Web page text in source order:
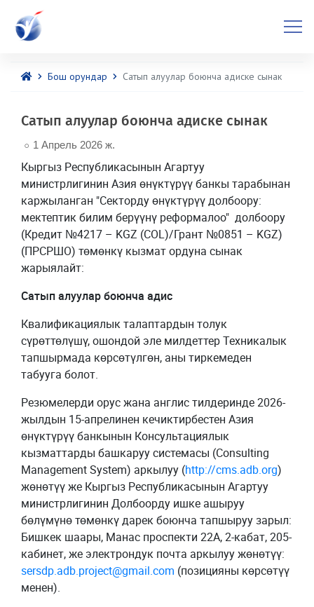
Бош орундар Сатып алуулар боюнча адиске сынак
Сатып алуулар боюнча адиске сынак
1 Апрель 2026 ж.
Кыргыз Республикасынын Агартуу
министрлигинин Азия өнүктүрүү банкы тарабынан
каржыланган "Секторду өнүктүрүү долбоору:
мектептик билим берүүнү реформалоо" долбоору
(Кредит №4217 – KGZ (COL)/Грант №0851 – KGZ)
(ПРСРШО) төмөнкү кызмат ордуна сынак
жарыялайт:
Сатып алуулар боюнча адис
Квалификациялык талаптардын толук
сүрөттөлүшү, ошондой эле милдеттер Техникалык
тапшырмада көрсөтүлгөн, аны тиркемеден
табууга болот.
Резюмелерди орус жана англис тилдеринде 2026-
жылдын 15-апрелинен кечиктирбестен Азия
өнүктүрүү банкынын Консультациялык
кызматтарды башкаруу системасы (Consulting
Management System) аркылуу (http://cms.adb.org)
жөнөтүү же Кыргыз Республикасынын Агартуу
министрлигинин Долбоорду ишке ашыруу
бөлүмүнө төмөнкү дарек боюнча тапшыруу зарыл:
Бишкек шаары, Манас проспекти 22А, 2-кабат, 205-
кабинет, же электрондук почта аркылуу жөнөтүү:
sersdp.adb.project@gmail.com (позицияны көрсөтүү
менен).